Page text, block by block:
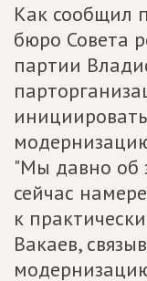
Как сообщил
бюро Совета
партии
"Мы давно об
сейчас
к
Вакаев,